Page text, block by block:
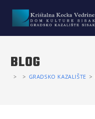
BLOG
> > GRADSKO KAZALIŠTE >